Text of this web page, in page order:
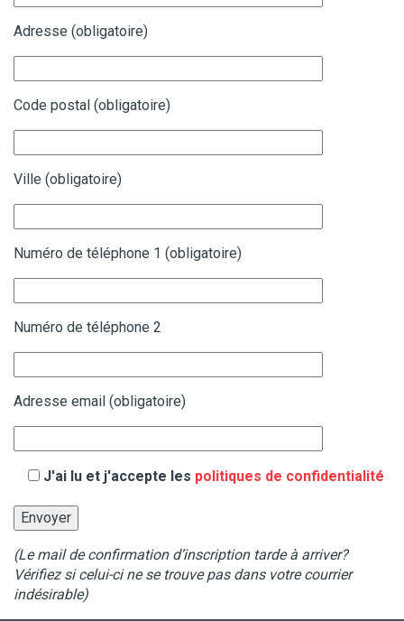
Adresse (obligatoire)
Code postal (obligatoire)
Ville (obligatoire)
Numéro de téléphone 1 (obligatoire)
Numéro de téléphone 2
Adresse email (obligatoire)
J'ai lu et j'accepte les politiques de confidentialité
(Le mail de confirmation d’inscription tarde à arriver?
Vérifiez si celui-ci ne se trouve pas dans votre courrier
indésirable)